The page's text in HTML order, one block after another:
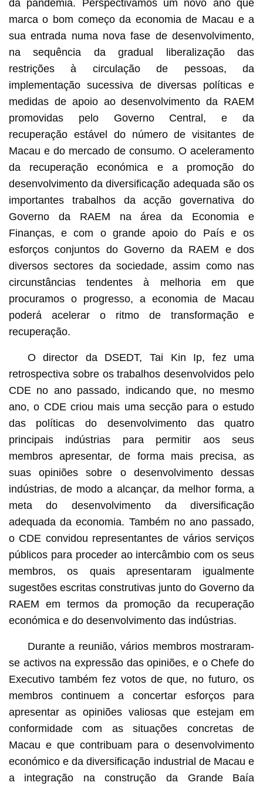
da pandemia. Perspectivamos um novo ano que
marca o bom começo da economia de Macau e a
sua entrada numa nova fase de desenvolvimento,
na sequência da gradual liberalização das
restrições à circulação de pessoas, da
implementação sucessiva de diversas políticas e
medidas de apoio ao desenvolvimento da RAEM
promovidas pelo Governo Central, e da
recuperação estável do número de visitantes de
Macau e do mercado de consumo. O aceleramento
da recuperação económica e a promoção do
desenvolvimento da diversificação adequada são os
importantes trabalhos da acção governativa do
Governo da RAEM na área da Economia e
Finanças, e com o grande apoio do País e os
esforços conjuntos do Governo da RAEM e dos
diversos sectores da sociedade, assim como nas
circunstâncias tendentes à melhoria em que
procuramos o progresso, a economia de Macau
poderá acelerar o ritmo de transformação e
recuperação.
O director da DSEDT, Tai Kin Ip, fez uma
retrospectiva sobre os trabalhos desenvolvidos pelo
CDE no ano passado, indicando que, no mesmo
ano, o CDE criou mais uma secção para o estudo
das políticas do desenvolvimento das quatro
principais indústrias para permitir aos seus
membros apresentar, de forma mais precisa, as
suas opiniões sobre o desenvolvimento dessas
indústrias, de modo a alcançar, da melhor forma, a
meta do desenvolvimento da diversificação
adequada da economia. Também no ano passado,
o CDE convidou representantes de vários serviços
públicos para proceder ao intercâmbio com os seus
membros, os quais apresentaram igualmente
sugestões escritas construtivas junto do Governo da
RAEM em termos da promoção da recuperação
económica e do desenvolvimento das indústrias.
Durante a reunião, vários membros mostraram-
se activos na expressão das opiniões, e o Chefe do
Executivo também fez votos de que, no futuro, os
membros continuem a concertar esforços para
apresentar as opiniões valiosas que estejam em
conformidade com as situações concretas de
Macau e que contribuam para o desenvolvimento
económico e da diversificação industrial de Macau e
a integração na construção da Grande Baía